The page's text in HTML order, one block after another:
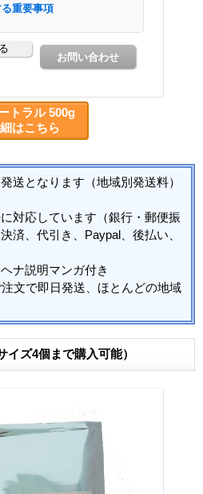
トラル 500g
はこちら
送となります（地域別発送料）
対応しています（銀行・郵便振
済、代引き、Paypal、後払い、
ナ説明マンガ付き
文で即日発送、ほとんどの地域
ズ4個まで購入可能）